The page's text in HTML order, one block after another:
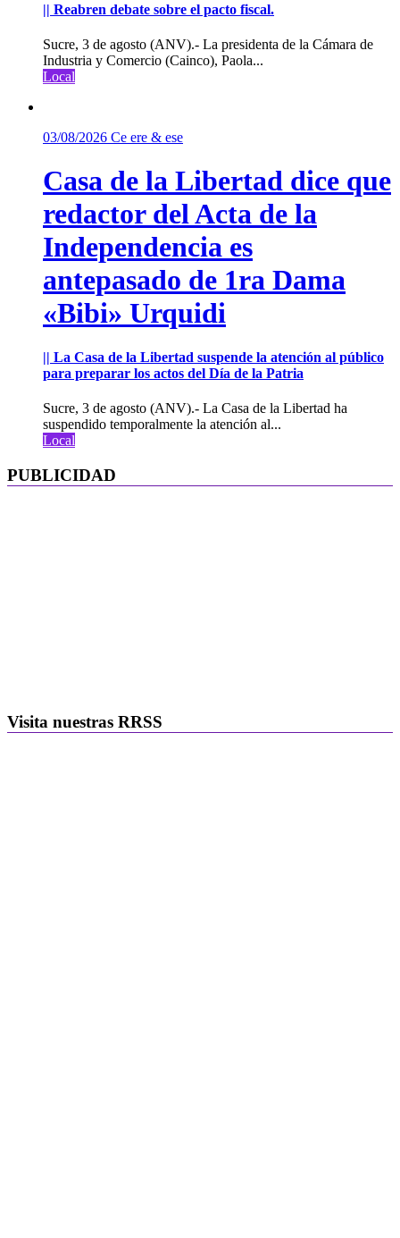
|| Reabren debate sobre el pacto fiscal.
Sucre, 3 de agosto (ANV).- La presidenta de la Cámara de
Industria y Comercio (Cainco), Paola...
Local
03/08/2026 Ce ere & ese
Casa de la Libertad dice que
redactor del Acta de la
Independencia es
antepasado de 1ra Dama
«Bibi» Urquidi
|| La Casa de la Libertad suspende la atención al público
para preparar los actos del Día de la Patria
Sucre, 3 de agosto (ANV).- La Casa de la Libertad ha
suspendido temporalmente la atención al...
Local
PUBLICIDAD
Visita nuestras RRSS